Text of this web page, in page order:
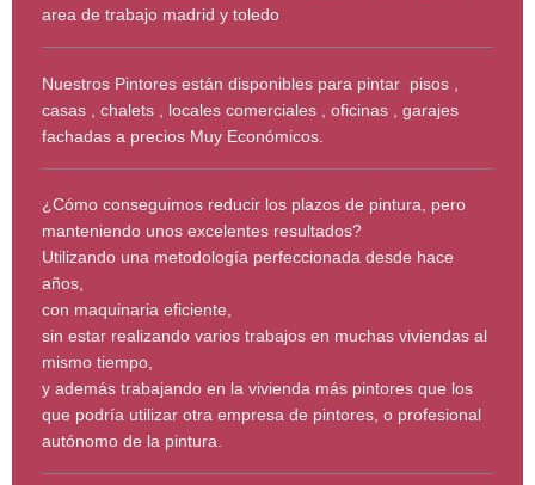
area de trabajo madrid y toledo
Nuestros Pintores están disponibles para pintar pisos ,
casas , chalets , locales comerciales , oficinas , garajes
fachadas a precios Muy Económicos.
¿Cómo conseguimos reducir los plazos de pintura, pero
manteniendo unos excelentes resultados?
Utilizando una metodología perfeccionada desde hace
años,
con maquinaria eficiente,
sin estar realizando varios trabajos en muchas viviendas al
mismo tiempo,
y además trabajando en la vivienda más pintores que los
que podría utilizar otra empresa de pintores, o profesional
autónomo de la pintura.